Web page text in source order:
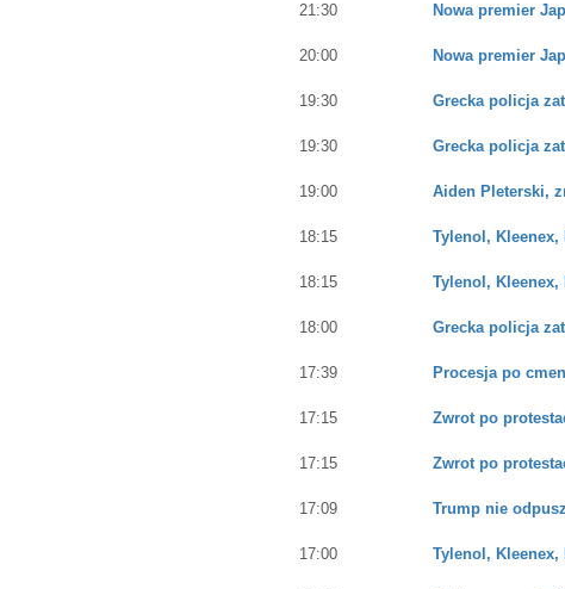
21:30 Nowa premier
20:00 Nowa premier
19:30 Grecka policja
19:30 Grecka policja
19:00 Aiden Pleterski,
18:15 Tylenol,
18:15 Tylenol,
18:00 Grecka policja
17:39 Procesja po
17:15 Zwrot po
17:15 Zwrot po
17:09 Trump nie
17:00 Tylenol,